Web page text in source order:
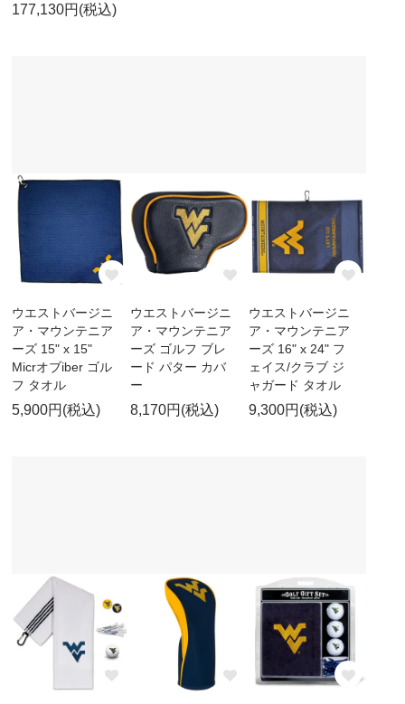
177,130円(税込)
ウエストバージニ
ア・マウンテニア
ーズ 15" x 15"
Micrオブiber ゴル
フ タオル
5,900円(税込)
ウエストバージニ
ア・マウンテニア
ーズ ゴルフ ブレ
ード パター カバ
ー
8,170円(税込)
ウエストバージニ
ア・マウンテニア
ーズ 16" x 24" フ
ェイス/クラブ ジ
ャガード タオル
9,300円(税込)